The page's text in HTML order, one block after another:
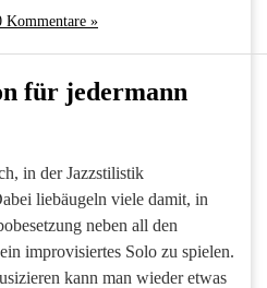
Kommentare »
für jedermann
in der Jazzstilistik
liebäugeln viele damit, in
neben all den
improvisiertes Solo zu spielen.
kann man wieder etwas